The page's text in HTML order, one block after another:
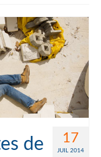
17
JUIL 2014
de